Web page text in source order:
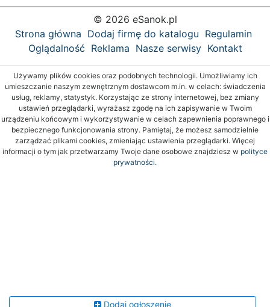
© 2026 eSanok.pl
Strona główna Dodaj firmę do katalogu Regulamin
Oglądalność Reklama Nasze serwisy Kontakt
Używamy plików cookies oraz podobnych technologii. Umożliwiamy ich
umieszczanie naszym zewnętrznym dostawcom m.in. w celach: świadczenia
usług, reklamy, statystyk. Korzystając ze strony internetowej, bez zmiany
ustawień przeglądarki, wyrażasz zgodę na ich zapisywanie w Twoim
urządzeniu końcowym i wykorzystywanie w celach zapewnienia poprawnego i
bezpiecznego funkcjonowania strony. Pamiętaj, że możesz samodzielnie
zarządzać plikami cookies, zmieniając ustawienia przeglądarki. Więcej
informacji o tym jak przetwarzamy Twoje dane osobowe znajdziesz w polityce
prywatności.
Dodaj ogłoszenie